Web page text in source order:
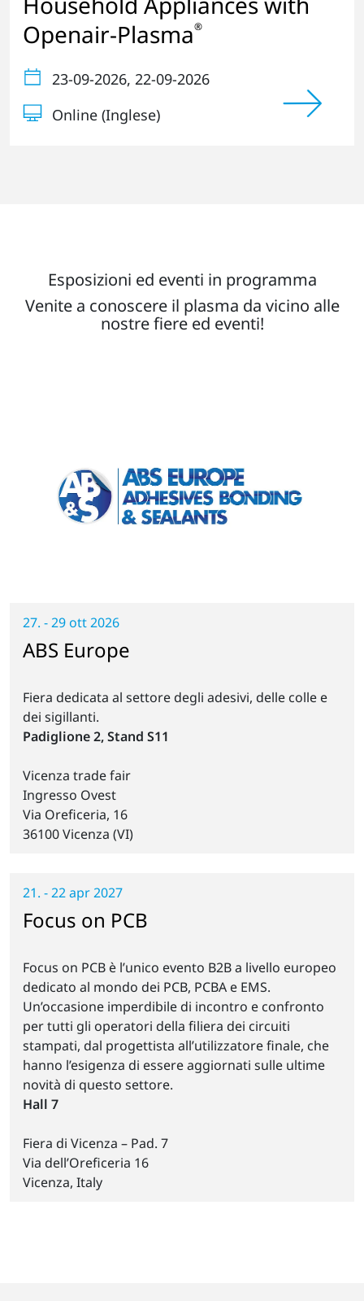
Openair-Plasma®
23-09-2026 , 22-09-2026
Online (Inglese)
Esposizioni ed eventi in programma
Venite a conoscere il plasma da vicino alle
nostre fiere ed eventi!
27. - 29 ott 2026
ABS Europe
Fiera dedicata al settore degli adesivi, delle colle e
dei sigillanti.
Padiglione 2, Stand S11
Vicenza trade fair
Ingresso Ovest
Via Oreficeria, 16
36100 Vicenza (VI)
21. - 22 apr 2027
Focus on PCB
Focus on PCB è l’unico evento B2B a livello europeo
dedicato al mondo dei PCB, PCBA e EMS.
Un’occasione imperdibile di incontro e confronto
per tutti gli operatori della filiera dei circuiti
stampati, dal progettista all’utilizzatore finale, che
hanno l’esigenza di essere aggiornati sulle ultime
novità di questo settore.
Hall 7
Fiera di Vicenza – Pad. 7
Via dell’Oreficeria 16
Vicenza, Italy